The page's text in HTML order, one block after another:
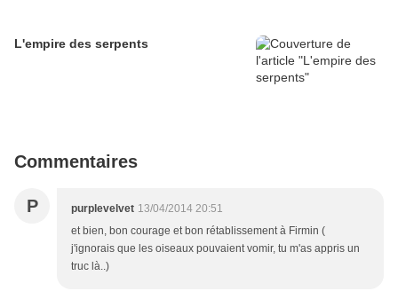
L'empire des serpents
Commentaires
P purplevelvet 13/04/2014 20:51
et bien, bon courage et bon rétablissement à Firmin (
j'ignorais que les oiseaux pouvaient vomir, tu m'as appris un
truc là..)